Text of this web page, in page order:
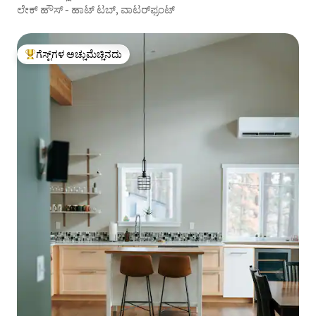
ಲೇಕ್ ಹೌಸ್ - ಹಾಟ್ ಟಬ್, ವಾಟರ್‌ಫ್ರಂಟ್
ಗೆಸ್ಟ್‌ಗಳಿಗೆ ಅತಿ ಹೆಚ್ಚು ಅಚ್ಚುಮೆಚ್ಚಿನದು
ಗೆಸ್ಟ್‌ಗಳ ಅಚ್ಚುಮೆಚ್ಚಿನದು